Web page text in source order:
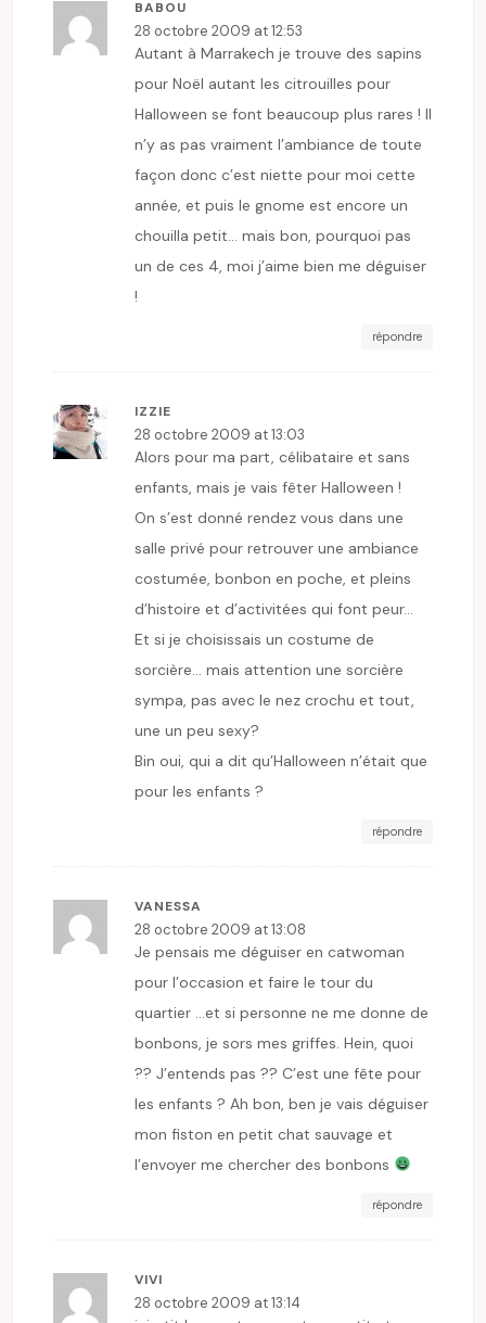
BABOU
28 octobre 2009 at 12:53
Autant à Marrakech je trouve des sapins
pour Noël autant les citrouilles pour
Halloween se font beaucoup plus rares ! Il
n’y as pas vraiment l’ambiance de toute
façon donc c’est niette pour moi cette
année, et puis le gnome est encore un
chouilla petit… mais bon, pourquoi pas
un de ces 4, moi j’aime bien me déguiser
!
répondre
IZZIE
28 octobre 2009 at 13:03
Alors pour ma part, célibataire et sans
enfants, mais je vais fêter Halloween !
On s’est donné rendez vous dans une
salle privé pour retrouver une ambiance
costumée, bonbon en poche, et pleins
d’histoire et d’activitées qui font peur…
Et si je choisissais un costume de
sorcière… mais attention une sorcière
sympa, pas avec le nez crochu et tout,
une un peu sexy?
Bin oui, qui a dit qu’Halloween n’était que
pour les enfants ?
répondre
VANESSA
28 octobre 2009 at 13:08
Je pensais me déguiser en catwoman
pour l’occasion et faire le tour du
quartier …et si personne ne me donne de
bonbons, je sors mes griffes. Hein, quoi
?? J’entends pas ?? C’est une fête pour
les enfants ? Ah bon, ben je vais déguiser
mon fiston en petit chat sauvage et
l’envoyer me chercher des bonbons
répondre
VIVI
28 octobre 2009 at 13:14